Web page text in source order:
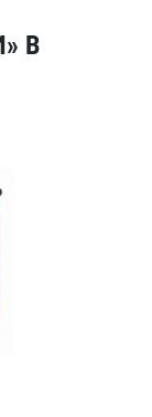
В